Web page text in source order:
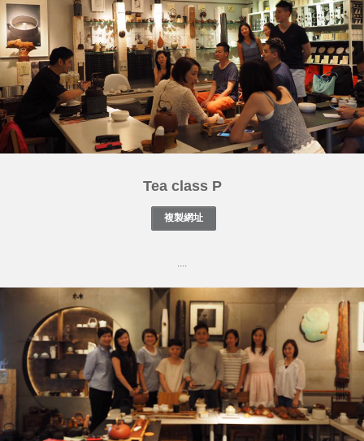
Tea class P
....